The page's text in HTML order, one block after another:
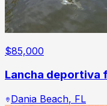
$85,000
Lancha deportiva
Dania Beach, FL